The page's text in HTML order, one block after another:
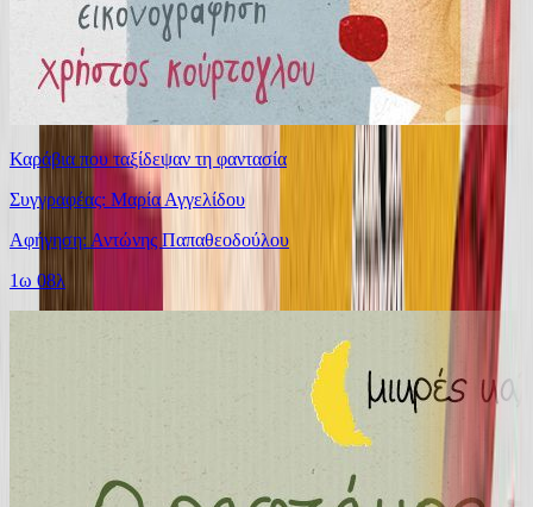
Καράβια που ταξίδεψαν τη φαντασία
Συγγραφέας: Μαρία Αγγελίδου
Αφήγηση: Αντώνης Παπαθεοδούλου
1ω 08λ